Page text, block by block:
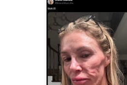
Pressione